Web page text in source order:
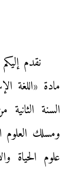
نقدم
السنة
ومسلك
علوم الحياة